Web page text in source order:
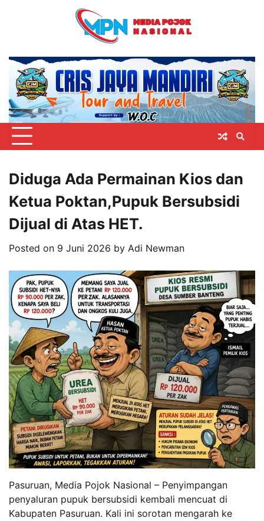
Diduga Ada Permainan Kios dan
Ketua Poktan,Pupuk Bersubsidi
Dijual di Atas HET.
Posted on 9 Juni 2026 by Adi Newman
Pasuruan, Media Pojok Nasional – Penyimpangan
penyaluran pupuk bersubsidi kembali mencuat di
Kabupaten Pasuruan. Kali ini sorotan mengarah ke